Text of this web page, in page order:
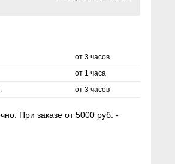
от 3 часов
от 1 часа
от 3 часов
При заказе от 5000 руб. -